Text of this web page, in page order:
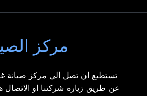
مركز
تستطيع ان تصل الي مركز صيانة
عن طريق زياره شركتنا او الاتصال